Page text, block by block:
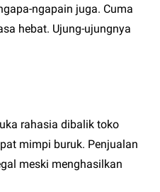
ngapain juga. Cuma
hebat. Ujung-ujungnya
rahasia dibalik toko
mimpi buruk. Penjualan
meski menghasilkan